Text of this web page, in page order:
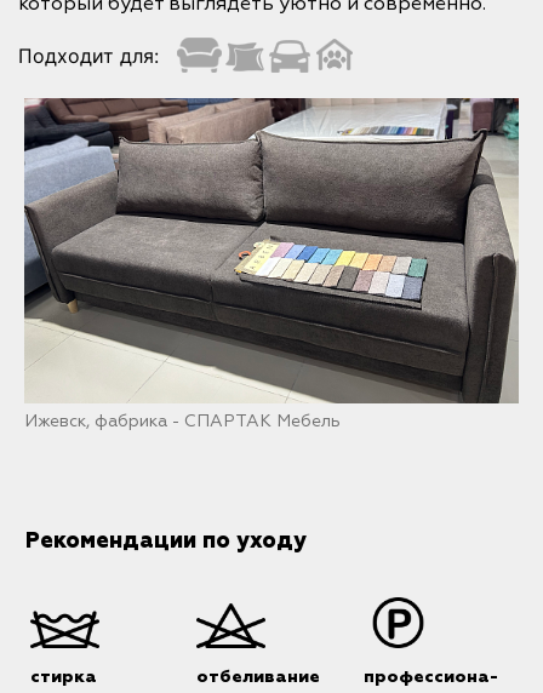
Подходит для:
Ижевск, фабрика - СПАРТАК Мебель
Рекомендации по уходу
стирка
отбеливание
профессиона-